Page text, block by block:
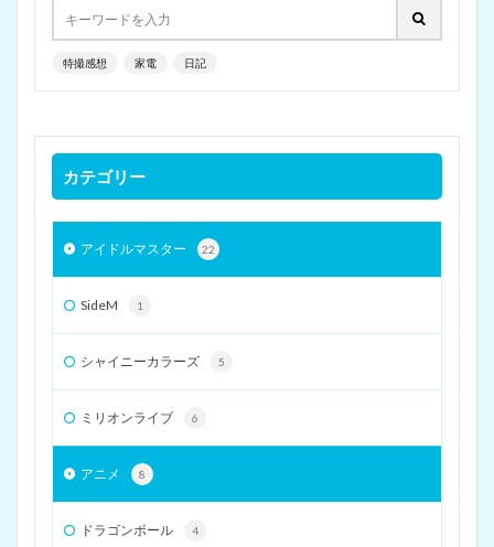
特撮感想 家電 日記
カテゴリー
アイドルマスター 22
SideM 1
シャイニーカラーズ 5
ミリオンライブ 6
アニメ 8
ドラゴンボール 4